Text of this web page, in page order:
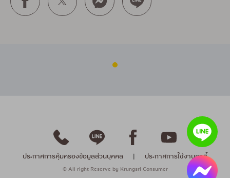
ประกาศการคุ้มครองข้อมูลส่วนบุคคล | ประกาศการใช้งานคุกกี้
© All right Reserve by Krungsri Consumer